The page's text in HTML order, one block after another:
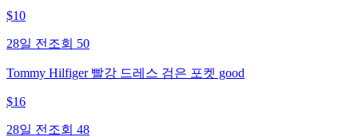
$10
28일 전 조회 50
Tommy Hilfiger 빨강 드레스 검은 포켓 good
$16
28일 전 조회 48